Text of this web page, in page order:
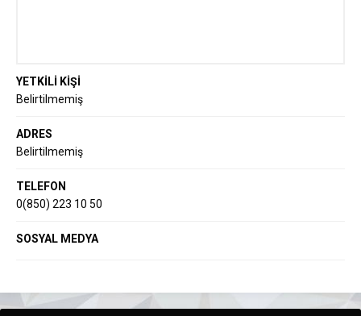
YETKİLİ KİŞİ
Belirtilmemiş
ADRES
Belirtilmemiş
TELEFON
0(850) 223 10 50
SOSYAL MEDYA